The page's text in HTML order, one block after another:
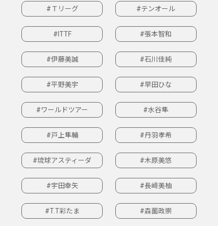
#Ｔリーグ #テンオール
#ITTF #張本智和
#伊藤美誠 #石川佳純
#平野美宇 #早田ひな
#ワールドツアー #水谷隼
#戸上隼輔 #丹羽孝希
#琉球アスティーダ #木原美悠
#宇田幸矢 #長﨑美柚
#T.T彩たま #森薗政崇